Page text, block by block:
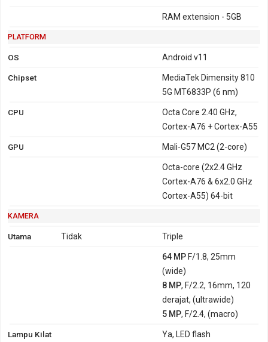
RAM extension - 5GB
PLATFORM
OS Android v11
Chipset
MediaTek Dimensity 810
5G MT6833P (6 nm)
CPU
Octa Core 2.40 GHz,
Cortex-A76 + Cortex-A55
GPU Mali-G57 MC2 (2-core)
Octa-core (2x2.4 GHz
Cortex-A76 & 6x2.0 GHz
Cortex-A55) 64-bit
KAMERA
Utama Tidak Triple
64 MPF/1.8, 25mm
(wide)
8 MP, F/2.2, 16mm, 120
derajat, (ultrawide)
5 MP, F/2.4, (macro)
Lampu Kilat Ya, LED flash